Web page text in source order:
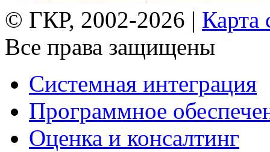
© ГКР, 2002-2026 | Карта
Все права защищены
Системная интеграция
Программное
Оценка и консалтинг